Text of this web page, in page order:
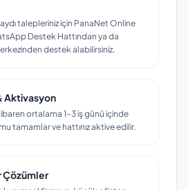
talepleriniz için PanaNet Online
Destek Hattından ya da
destek alabilirsiniz.
Aktivasyon
ortalama 1–3 iş günü içinde
tamamlar ve hattınız aktive edilir.